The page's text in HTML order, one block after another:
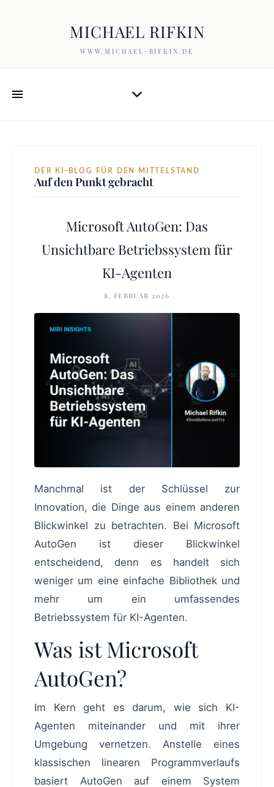
MICHAEL RIFKIN
WWW.MICHAEL-RIFKIN.DE
DER KI-BLOG FÜR DEN MITTELSTAND
Auf den Punkt gebracht
Microsoft AutoGen: Das
Unsichtbare Betriebssystem für
KI-Agenten
8. FEBRUAR 2026
Manchmal ist der Schlüssel zur
Innovation, die Dinge aus einem anderen
Blickwinkel zu betrachten. Bei Microsoft
AutoGen ist dieser Blickwinkel
entscheidend, denn es handelt sich
weniger um eine einfache Bibliothek und
mehr um ein umfassendes
Betriebssystem für KI-Agenten.
Was ist Microsoft
AutoGen?
Im Kern geht es darum, wie sich KI-
Agenten miteinander und mit ihrer
Umgebung vernetzen. Anstelle eines
klassischen linearen Programmverlaufs
basiert AutoGen auf einem System